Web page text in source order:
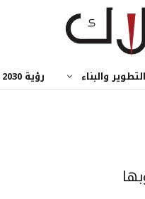
التطوير والبناء رؤية 2030